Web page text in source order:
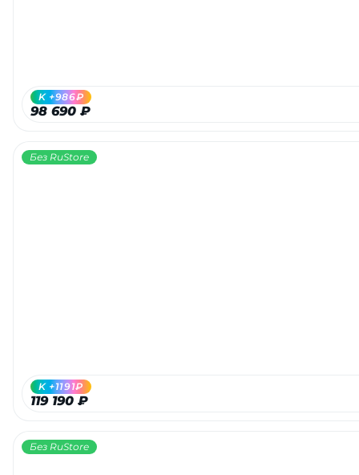
98 690 ₽
K +986₽
Без RuStore
119 190 ₽
K +1191₽
Без RuStore